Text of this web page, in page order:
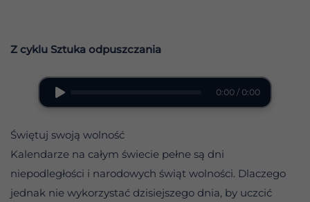
Z cyklu Sztuka odpuszczania
0:00 / 0:00
Świętuj swoją wolność
Kalendarze na całym świecie pełne są dni
niepodległości i narodowych świąt wolności. Dlaczego
jednak nie wykorzystać dzisiejszego dnia, by uczcić